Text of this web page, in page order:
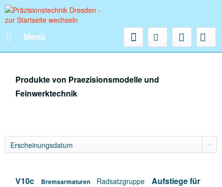
Menü
Produkte von Praezisionsmodelle und
Feinwerktechnik
V10c Bremsarmaturen Radsatzgruppe Aufstiege für